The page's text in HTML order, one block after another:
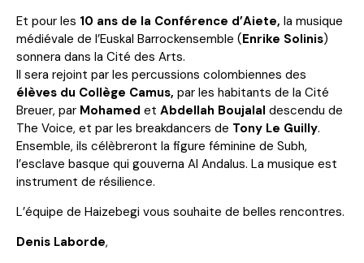
Et pour les 10 ans de la Conférence d’Aiete, la musique
médiévale de l’Euskal Barrockensemble (Enrike Solinis)
sonnera dans la Cité des Arts.
Il sera rejoint par les percussions colombiennes des
élèves du Collège Camus, par les habitants de la Cité
Breuer, par Mohamed et Abdellah Boujalal descendu de
The Voice, et par les breakdancers de Tony Le Guilly.
Ensemble, ils célèbreront la figure féminine de Subh,
l’esclave basque qui gouverna Al Andalus. La musique est
instrument de résilience.
L’équipe de Haizebegi vous souhaite de belles rencontres.
Denis Laborde,